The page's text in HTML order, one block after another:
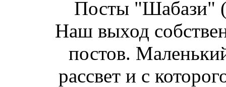
Посты "Шабази"
Наш выход
постов.
рассвет и с